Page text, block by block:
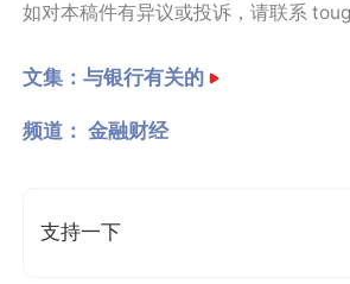
如对本稿件有异议或投诉，请联系
文集：与银行有关的
频道： 金融财经
支持一下